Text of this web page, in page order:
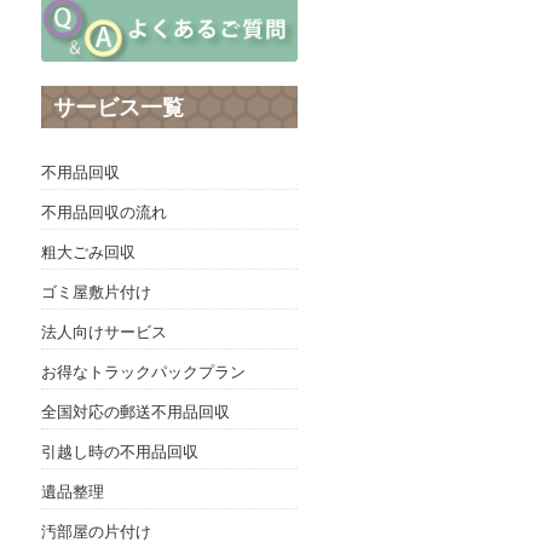
サービス一覧
不用品回収
不用品回収の流れ
粗大ごみ回収
ゴミ屋敷片付け
法人向けサービス
お得なトラックパックプラン
全国対応の郵送不用品回収
引越し時の不用品回収
遺品整理
汚部屋の片付け